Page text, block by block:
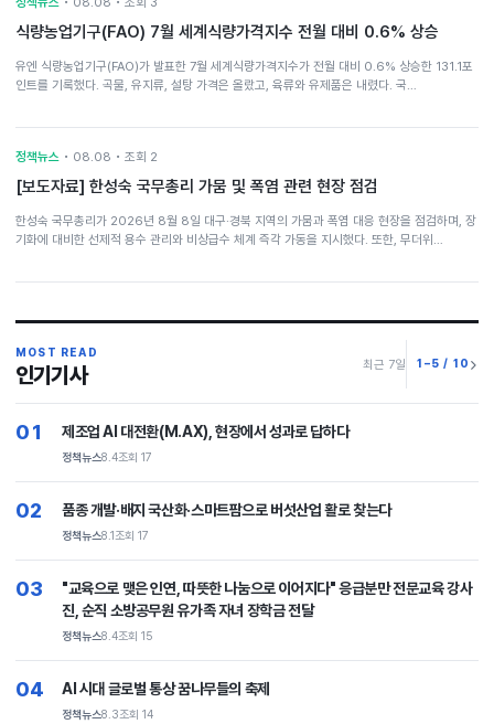
식량농업기구(FAO) 7월 세계식량가격지수 전월 대비 0.6% 상승
유엔 식량농업기구(FAO)가 발표한 7월 세계식량가격지수가 전월 대비 0.6% 상승한 131.1포
인트를 기록했다. 곡물, 유지류, 설탕 가격은 올랐고, 육류와 유제품은 내렸다. 국…
정책뉴스 • 08.08 • 조회 2
[보도자료] 한성숙 국무총리 가뭄 및 폭염 관련 현장 점검
한성숙 국무총리가 2026년 8월 8일 대구·경북 지역의 가뭄과 폭염 대응 현장을 점검하며, 장
기화에 대비한 선제적 용수 관리와 비상급수 체계 즉각 가동을 지시했다. 또한, 무더위…
MOST READ
인기기사 최근 7일 1–5 / 10
01 제조업 AI 대전환(M.AX), 현장에서 성과로 답하다
정책뉴스8.4조회 17
02 품종 개발·배지 국산화·스마트팜으로 버섯산업 활로 찾는다
정책뉴스8.1조회 17
03
"교육으로 맺은 인연, 따뜻한 나눔으로 이어지다" 응급분만 전문교육 강사
진, 순직 소방공무원 유가족 자녀 장학금 전달
정책뉴스8.4조회 15
04 AI 시대 글로벌 통상 꿈나무들의 축제
정책뉴스8.3조회 14